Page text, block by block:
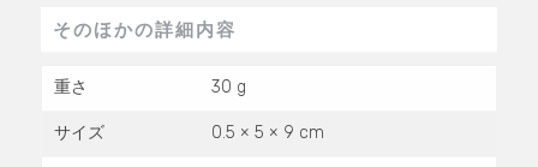
そのほかの詳細内容
重さ 30 g
サイズ 0.5 × 5 × 9 cm